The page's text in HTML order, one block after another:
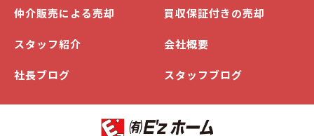
仲介販売による売却 買収保証付きの売却
スタッフ紹介 会社概要
社長ブログ スタッフブログ